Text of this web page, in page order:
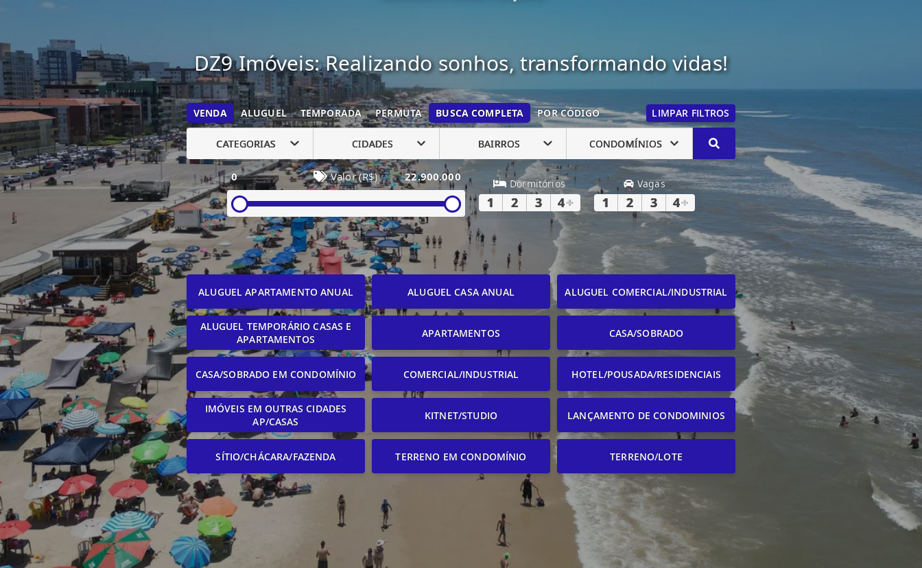
DZ9 Imóveis: Realizando sonhos, transformando vidas!
VENDA ALUGUEL TEMPORADA PERMUTA BUSCA COMPLETA POR CÓDIGO LIMPAR FILTROS
CATEGORIAS CIDADES BAIRROS CONDOMÍNIOS
0 Valor (R$) 22.900.000 Dormitórios
1 2 3 4+
Vagas
1 2 3 4+
ALUGUEL APARTAMENTO ANUAL ALUGUEL CASA ANUAL ALUGUEL COMERCIAL/INDUSTRIAL
ALUGUEL TEMPORÁRIO CASAS E
APARTAMENTOS
APARTAMENTOS CASA/SOBRADO
CASA/SOBRADO EM CONDOMÍNIO COMERCIAL/INDUSTRIAL HOTEL/POUSADA/RESIDENCIAIS
IMÓVEIS EM OUTRAS CIDADES
AP/CASAS
KITNET/STUDIO LANÇAMENTO DE CONDOMINIOS
SÍTIO/CHÁCARA/FAZENDA TERRENO EM CONDOMÍNIO TERRENO/LOTE